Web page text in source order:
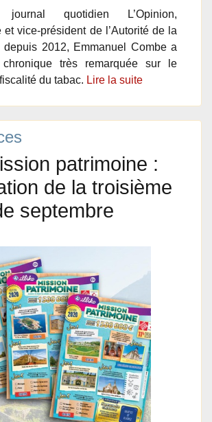
quotidien L’Opinion,
et vice-président de l’Autorité de la
depuis 2012, Emmanuel Combe a
très remarquée sur le
du tabac. Lire la suite
patrimoine :
de la troisième
septembre